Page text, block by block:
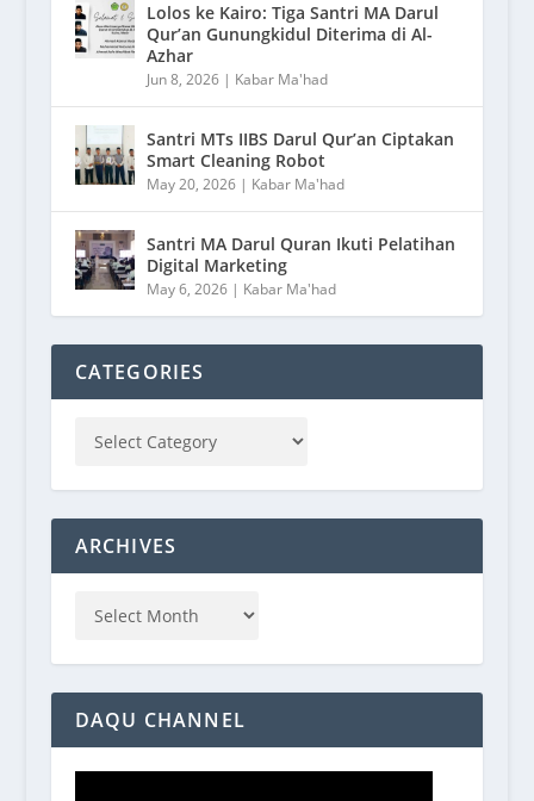
Lolos ke Kairo: Tiga Santri MA Darul
Qur’an Gunungkidul Diterima di Al-
Azhar
Jun 8, 2026| Kabar Ma'had
Santri MTs IIBS Darul Qur’an Ciptakan
Smart Cleaning Robot
May 20, 2026| Kabar Ma'had
Santri MA Darul Quran Ikuti Pelatihan
Digital Marketing
May 6, 2026| Kabar Ma'had
CATEGORIES
ARCHIVES
DAQU CHANNEL